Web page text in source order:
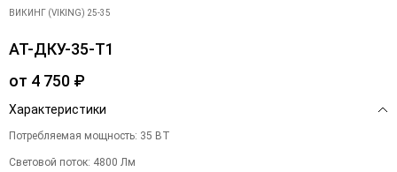
ВИКИНГ (VIKING) 25-35
АТ-ДКУ-35-Т1
от 4 750 ₽
Характеристики
Потребляемая мощность: 35 ВТ
Световой поток: 4800 Лм